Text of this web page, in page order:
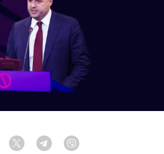
Facebook Twitter Telegram